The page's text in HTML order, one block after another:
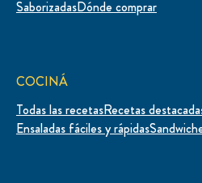
SaborizadasDónde comprar
COCINÁ
Todas las recetasRecetas
Ensaladas fáciles y rápidas